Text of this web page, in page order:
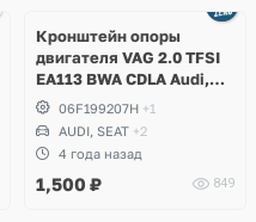
Кронштейн опоры
двигателя VAG 2.0 TFSI
EA113 BWA CDLA Audi,
Volkswagen, Skosa, Seat
06F199207H +1
AUDI, SEAT +2
4 года назад
1,500 ₽ 849